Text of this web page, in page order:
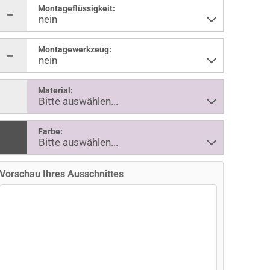
Montageflüssigkeit:
Montagewerkzeug:
Material:
Farbe:
Ihres Ausschnittes